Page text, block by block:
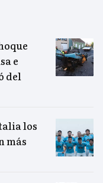
e
del
los
más